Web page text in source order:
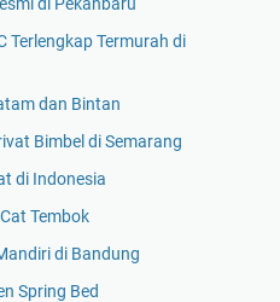
Terlengkap Termurah di
dan Bintan
Bimbel di Semarang
di Indonesia
Tembok
di Bandung
Spring Bed